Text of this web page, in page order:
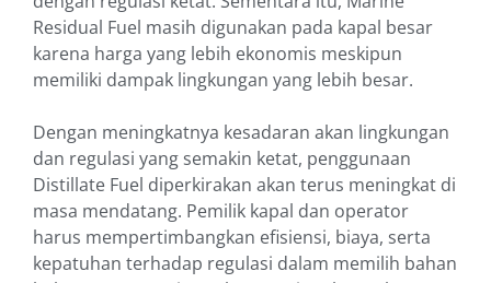
Residual Fuel masih digunakan pada kapal besar
karena harga yang lebih ekonomis meskipun
memiliki dampak lingkungan yang lebih besar.
Dengan meningkatnya kesadaran akan lingkungan
dan regulasi yang semakin ketat, penggunaan
Distillate Fuel diperkirakan akan terus meningkat di
masa mendatang. Pemilik kapal dan operator
harus mempertimbangkan efisiensi, biaya, serta
kepatuhan terhadap regulasi dalam memilih bahan